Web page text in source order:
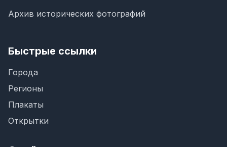
Архив исторических фотографий
Быстрые ссылки
Города
Регионы
Плакаты
Открытки